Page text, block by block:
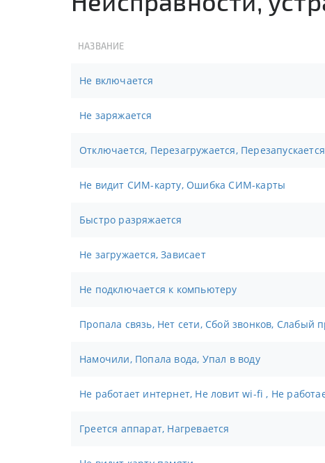
НАЗВАНИЕ
Не включается
Не заряжается
Отключается, Перезагружается, Перезапускается
Не видит СИМ-карту, Ошибка СИМ-карты
Быстро разряжается
Не загружается, Зависает
Не подключается к компьютеру
Пропала связь, Нет сети, Сбой звонков, Слабый
Намочили, Попала вода, Упал в воду
Не работает интернет, Не ловит wi-fi , Не
Греется аппарат, Нагревается